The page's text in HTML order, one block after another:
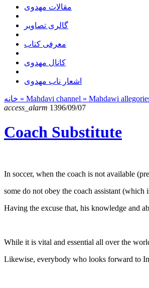
مقالات مهدوی
گالری تصاویر
معرفی کتاب
کانال مهدوی
اشعار ناب مهدوی
» Mahdavi channel » Mahdawi
access_alarm 1396/09/07
Coach Substitute
In soccer, when the coach is not available
some do not obey the coach assistant (which
Having the excuse that, his knowledge and
While it is vital and essential all over the
Likewise, everybody who looks forward to